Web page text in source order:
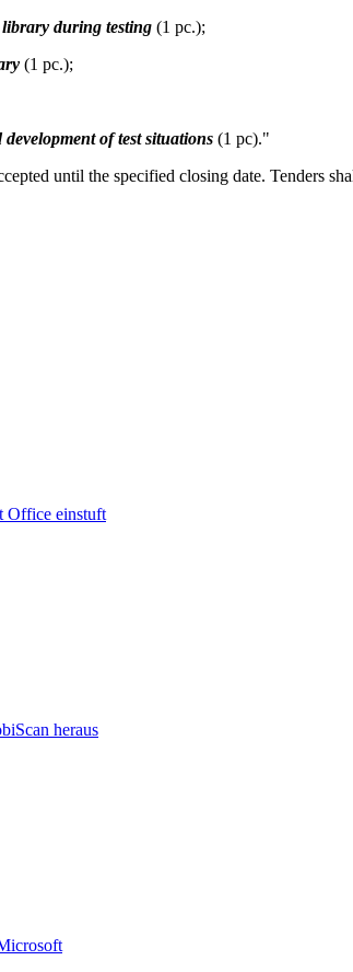
library during testing (1 pc.);
(1 pc.);
of test situations (1 pc)."
until the specified closing date. Tenders
Office einstuft
heraus